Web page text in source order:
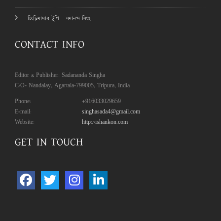
চিংড়িমামার টুপি – সদানন্দ সিংহ
CONTACT INFO
Editor & Publisher: Sadananda Singha
C/O- Nandalay, Agartala-799005, Tripura, India
Phone:
+916033029659
E-mail:
singhasada4@gmail.com
Website:
http://ishankon.com
GET IN TOUCH